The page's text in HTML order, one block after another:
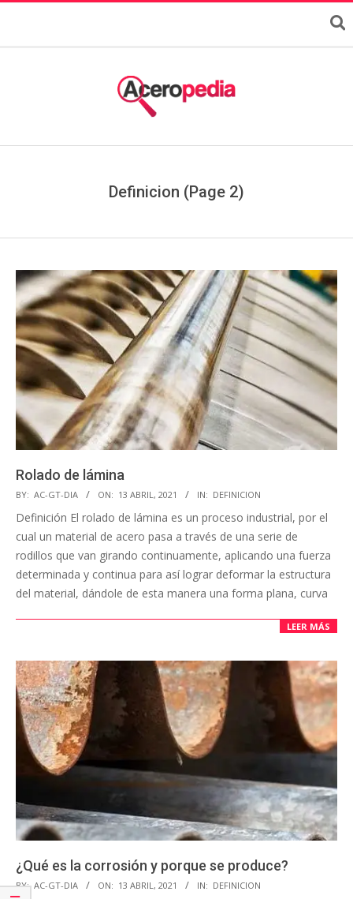
Definicion (Page 2)
Rolado de lámina
BY: AC-GT-DIA ON: 13 ABRIL, 2021 IN: DEFINICION
Definición El rolado de lámina es un proceso industrial, por el
cual un material de acero pasa a través de una serie de
rodillos que van girando continuamente, aplicando una fuerza
determinada y continua para así lograr deformar la estructura
del material, dándole de esta manera una forma plana, curva
LEER MÁS
¿Qué es la corrosión y porque se produce?
BY: AC-GT-DIA ON: 13 ABRIL, 2021 IN: DEFINICION